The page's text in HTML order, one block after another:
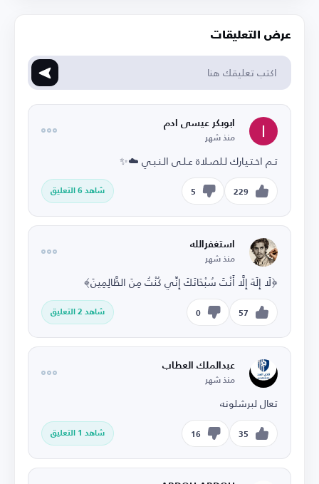
عرض التعليقات
ابوبكر عيسى ادم
منذ شهر
تـم اخـتـيـارك لـلصـلاة عـلـى الـنـبـي ☁️✨
229
5 شاهد 6 التعليق
استغفرالله
منذ شهر
﴿لَا إِلَهَ إِلَّا أَنْتَ سُبْحَانَكَ إِنِّي كُنْتُ مِنَ الظَّالِمِينَ﴾
57
0 شاهد 2 التعليق
عبدالملك العطاب
منذ شهر
تعال لبرشلونه
35
16 شاهد 1 التعليق